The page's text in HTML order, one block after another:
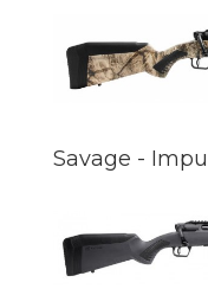
Savage -